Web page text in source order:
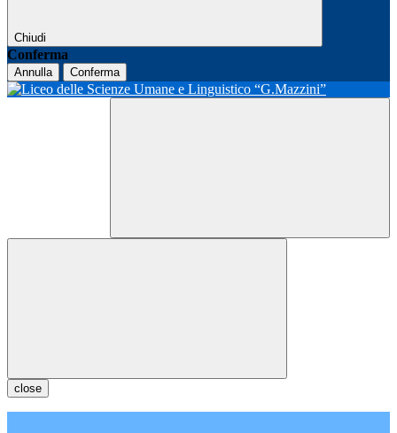
Chiudi
Conferma
Annulla Conferma
close